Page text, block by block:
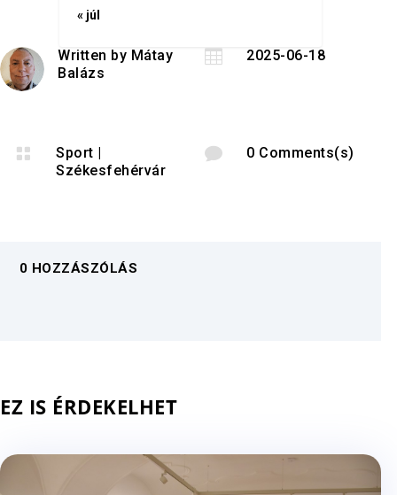
« júl
Written by Mátay
Balázs
 2025-06-18
 Sport |
Székesfehérvár
 0 Comments(s)
0 HOZZÁSZÓLÁS
EZ IS ÉRDEKELHET